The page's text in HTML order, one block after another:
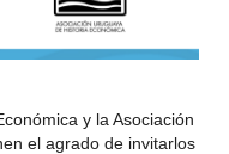
y la Asociación
el agrado de invitarlos